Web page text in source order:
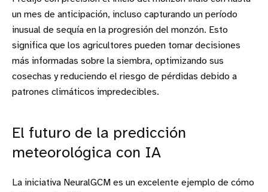
un mes de anticipación, incluso capturando un período
inusual de sequía en la progresión del monzón. Esto
significa que los agricultores pueden tomar decisiones
más informadas sobre la siembra, optimizando sus
cosechas y reduciendo el riesgo de pérdidas debido a
patrones climáticos impredecibles.
El futuro de la predicción
meteorológica con IA
La iniciativa NeuralGCM es un excelente ejemplo de cómo